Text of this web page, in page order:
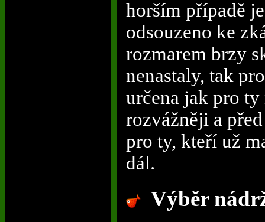
horším případě
odsouzeno ke
rozmarem brzy
nenastaly, tak
určena jak pro
rozvážněji a
pro ty, kteří už
dál.
Výběr